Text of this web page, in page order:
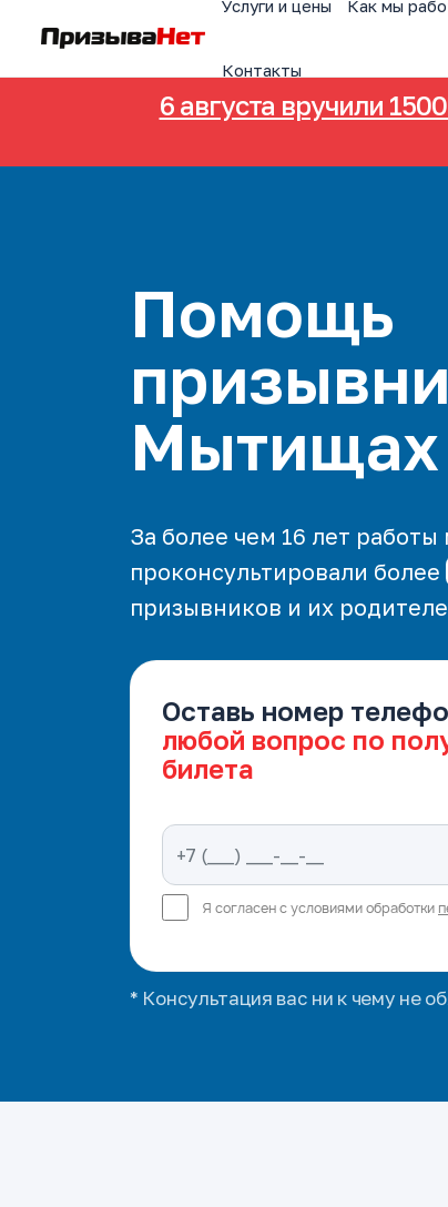
Услуги и цены Как мы
Контакты
6 августа вручили
Помощь
Мытищах
За более чем 16 лет работы
проконсультировали более
призывников и их
Оставь номер
любой вопрос по
билета
Я согласен с условиями обработки
* Консультация вас ни к чему не